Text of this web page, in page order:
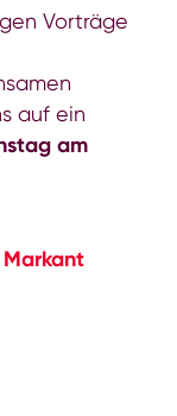
Vorträge
auf ein
am